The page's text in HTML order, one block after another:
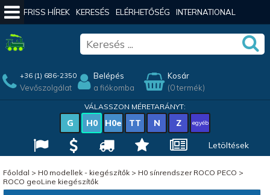
FRISS HÍREK KERESÉS ELÉRHETŐSÉG INTERNATIONAL
+36 (1) 686-2350
Vevőszolgálat
Belépés
a fiókomba
Kosár
(0 termék)
VÁLASSZON MÉRETARÁNYT:
G H0 H0e TT N Z egyéb
Letöltések
Főoldal > H0 modellek - kiegészítők> H0 sínrendszer ROCO PECO >
ROCO geoLine kiegészítők